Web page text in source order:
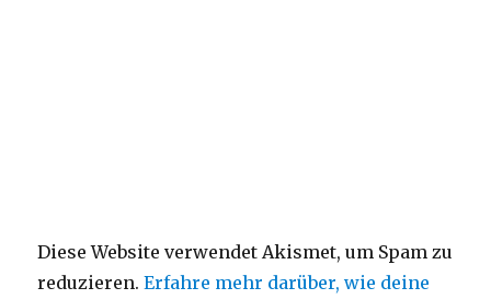
Diese Website verwendet Akismet, um Spam zu
reduzieren.Erfahre mehr darüber, wie deine